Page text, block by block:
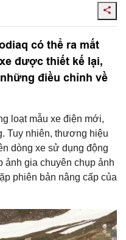
có thể ra mắt
được thiết kế lại,
điều chỉnh về
loạt mẫu xe điện mới,
Tuy nhiên, thương hiệu
dòng xe sử dụng động
ảnh gia chuyên chụp ảnh
phiên bản nâng cấp của